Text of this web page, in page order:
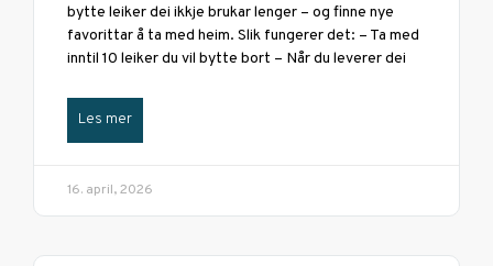
bytte leiker dei ikkje brukar lenger – og finne nye
favorittar å ta med heim. Slik fungerer det: – Ta med
inntil 10 leiker du vil bytte bort – Når du leverer dei
Les mer
16. april, 2026